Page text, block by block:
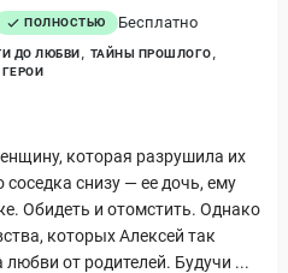
ПОЛНОСТЬЮ Бесплатно
ДО ЛЮБВИ
ТАЙНЫ ПРОШЛОГО
которая разрушила их
снизу — ее дочь, ему
Обидеть и отомстить. Однако
которых Алексей так
любви от родителей. Будучи ...